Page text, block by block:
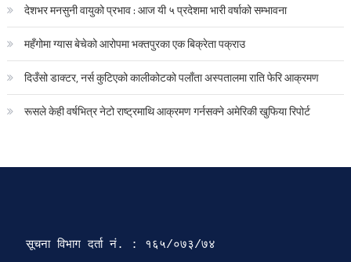
देशभर मनसुनी वायुको प्रभाव : आज यी ५ प्रदेशमा भारी वर्षाको सम्भावना
महँगोमा ग्यास बेचेको आरोपमा भक्तपुरका एक बिक्रेता पक्राउ
दिउँसो डाक्टर, नर्स कुटिएको कालीकोटको पलाँता अस्पतालमा राति फेरि आक्रमण
रूसले केही वर्षभित्र नेटो राष्ट्रमाथि आक्रमण गर्नसक्ने अमेरिकी खुफिया रिपोर्ट
सूचना विभाग दर्ता‍ नं. : १६५/०७३/७४